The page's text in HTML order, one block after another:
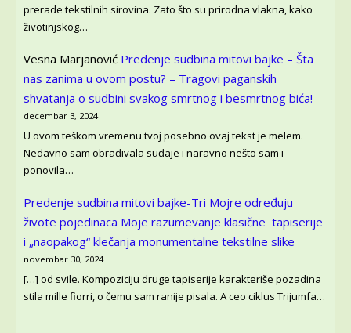
prerade tekstilnih sirovina. Zato što su prirodna vlakna, kako
životinjskog…
Vesna Marjanović Predenje sudbina mitovi bajke – Šta
nas zanima u ovom postu? – Tragovi paganskih
shvatanja o sudbini svakog smrtnog i besmrtnog bića!
decembar 3, 2024
U ovom teškom vremenu tvoj posebno ovaj tekst je melem.
Nedavno sam obrađivala suđaje i naravno nešto sam i
ponovila…
Predenje sudbina mitovi bajke-Tri Mojre određuju
živote pojedinaca Moje razumevanje klasične tapiserije
i „naopakog“ klečanja monumentalne tekstilne slike
novembar 30, 2024
[…] od svile. Kompoziciju druge tapiserije karakteriše pozadina
stila mille fiorri, o čemu sam ranije pisala. A ceo ciklus Trijumfa…